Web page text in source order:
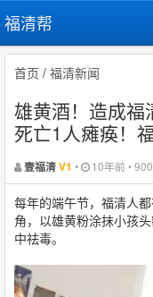
福清帮
首页 / 福清新闻
雄黄酒！造成福
死亡1人瘫痪！
壹福清V1 • 10年前 •
每年的端午节，福清人
角，以雄黄粉涂抹小孩
中祛毒。